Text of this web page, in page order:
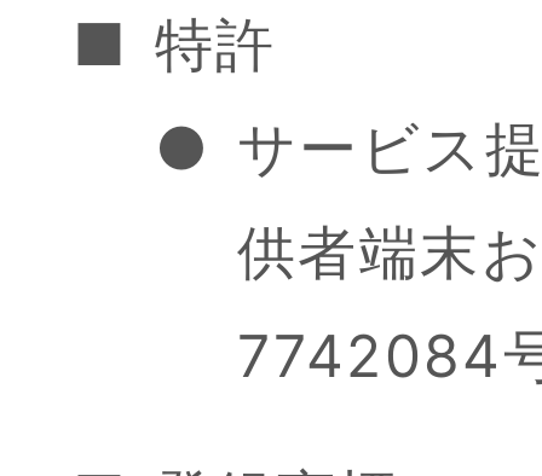
■ 特許
● サービス
供者端末
7742084